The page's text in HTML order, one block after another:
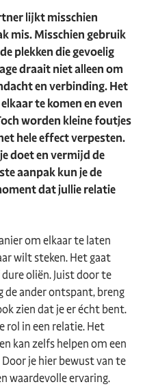
lijkt misschien
mis. Misschien gebruik
plekken die gevoelig
draait niet alleen om
en verbinding. Het
te komen en even
worden kleine foutjes
hele effect verpesten.
doet en vermijd de
aanpak kun je de
dat jullie relatie
om elkaar te laten
wilt steken. Het gaat
oliën. Juist door te
de ander ontspant, breng
zien dat je er écht bent.
rol in een relatie. Het
kan zelfs helpen om een
je hier bewust van te
waardevolle ervaring.